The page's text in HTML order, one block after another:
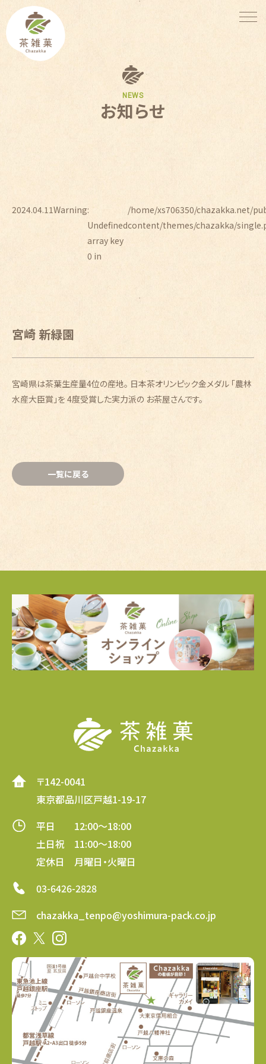
NEWS
お知らせ
2024.04.11Warning:
Undefined
array key
0 in
/home/xs706350/chazakka.net/
content/themes/chazakka/
宮崎 新緑園
宮崎県は茶葉生産量4位の産地。 日本茶オリンピック金メダル 「農林
水産大臣賞」を 4度受賞した実力派の お茶屋さんです。
一覧に戻る
〒142-0041
東京都品川区戸越1-19-17
平日 12:00～18:00
土日祝 11:00～18:00
定休日 月曜日・火曜日
03-6426-2828
chazakka_tenpo@yoshimura-pack.co.jp